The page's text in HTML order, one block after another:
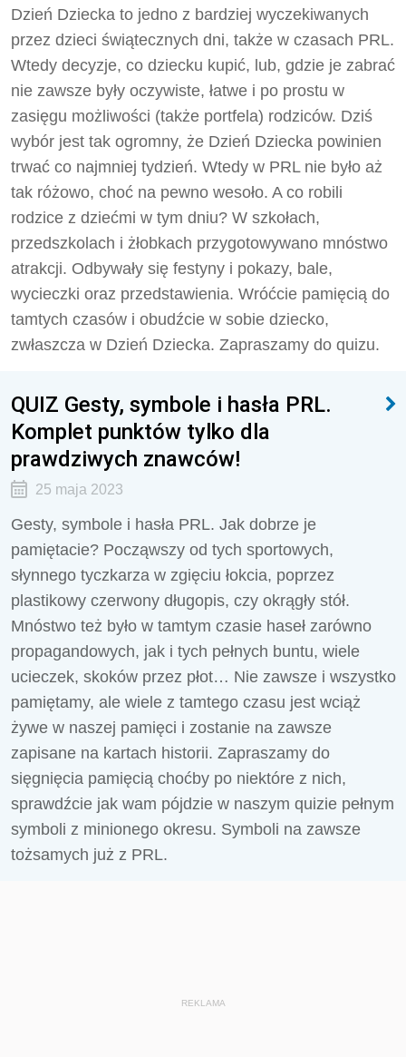
Dzień Dziecka to jedno z bardziej wyczekiwanych
przez dzieci świątecznych dni, także w czasach PRL.
Wtedy decyzje, co dziecku kupić, lub, gdzie je zabrać
nie zawsze były oczywiste, łatwe i po prostu w
zasięgu możliwości (także portfela) rodziców. Dziś
wybór jest tak ogromny, że Dzień Dziecka powinien
trwać co najmniej tydzień. Wtedy w PRL nie było aż
tak różowo, choć na pewno wesoło. A co robili
rodzice z dziećmi w tym dniu? W szkołach,
przedszkolach i żłobkach przygotowywano mnóstwo
atrakcji. Odbywały się festyny i pokazy, bale,
wycieczki oraz przedstawienia. Wróćcie pamięcią do
tamtych czasów i obudźcie w sobie dziecko,
zwłaszcza w Dzień Dziecka. Zapraszamy do quizu.
QUIZ Gesty, symbole i hasła PRL.
Komplet punktów tylko dla
prawdziwych znawców!
25 maja 2023
Gesty, symbole i hasła PRL. Jak dobrze je
pamiętacie? Począwszy od tych sportowych,
słynnego tyczkarza w zgięciu łokcia, poprzez
plastikowy czerwony długopis, czy okrągły stół.
Mnóstwo też było w tamtym czasie haseł zarówno
propagandowych, jak i tych pełnych buntu, wiele
ucieczek, skoków przez płot… Nie zawsze i wszystko
pamiętamy, ale wiele z tamtego czasu jest wciąż
żywe w naszej pamięci i zostanie na zawsze
zapisane na kartach historii. Zapraszamy do
sięgnięcia pamięcią choćby po niektóre z nich,
sprawdźcie jak wam pójdzie w naszym quizie pełnym
symboli z minionego okresu. Symboli na zawsze
tożsamych już z PRL.
REKLAMA